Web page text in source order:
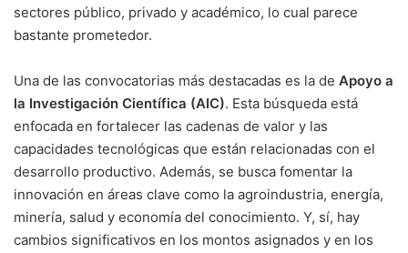
sectores público, privado y académico, lo cual parece
bastante prometedor.
Una de las convocatorias más destacadas es la de Apoyo a
la Investigación Científica (AIC). Esta búsqueda está
enfocada en fortalecer las cadenas de valor y las
capacidades tecnológicas que están relacionadas con el
desarrollo productivo. Además, se busca fomentar la
innovación en áreas clave como la agroindustria, energía,
minería, salud y economía del conocimiento. Y, sí, hay
cambios significativos en los montos asignados y en los